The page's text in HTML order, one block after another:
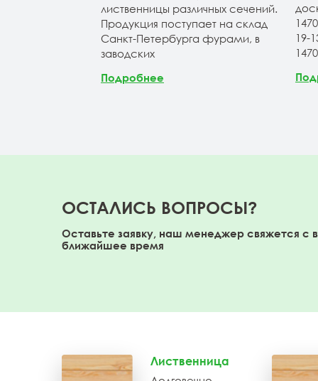
лиственницы различных сечений.
Продукция поступает на склад
Санкт-Петербурга фурами, в
заводских
Подробнее
19-
ОСТАЛИСЬ ВОПРОСЫ?
Оставьте заявку, наш менеджер свяжется с
ближайшее время
Лиственница